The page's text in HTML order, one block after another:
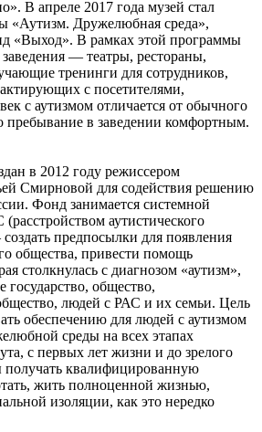
В апреле 2017 года музей стал
«Аутизм. Дружелюбная среда»,
«Выход». В рамках этой программы
— театры, рестораны,
тренинги для сотрудников,
с посетителями,
с аутизмом отличается от обычного
пребывание в заведении комфортным.
в 2012 году режиссером
Смирновой для содействия решению
Фонд занимается системной
аутистического
предпосылки для появления
общества, привести помощь
столкнулась с диагнозом «аутизм»,
государство, общество,
людей с РАС и их семьи. Цель
обеспечению для людей с аутизмом
среды на всех этапах
с первых лет жизни и до зрелого
квалифицированную
жить полноценной жизнью,
изоляции, как это нередко